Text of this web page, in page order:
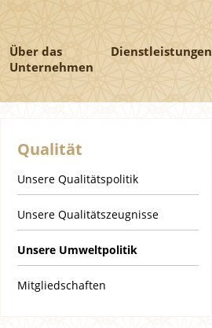
Über das
Unternehmen
Dienstleistungen
Qualität
Unsere Qualitätspolitik
Unsere Qualitätszeugnisse
Unsere Umweltpolitik
Mitgliedschaften